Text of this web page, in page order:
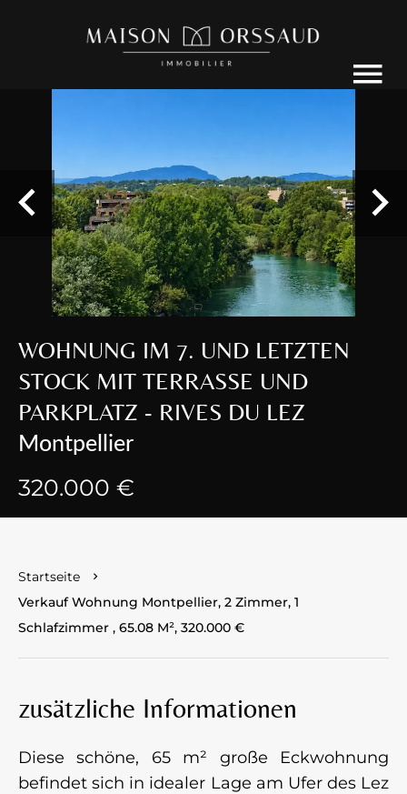
WOHNUNG IM 7. UND LETZTEN
STOCK MIT TERRASSE UND
PARKPLATZ - RIVES DU LEZ
Montpellier
320.000 €
Startseite
Verkauf Wohnung Montpellier, 2 Zimmer, 1
Schlafzimmer , 65.08 M², 320.000 €
zusätzliche Informationen
Diese schöne, 65 m² große Eckwohnung
befindet sich in idealer Lage am Ufer des Lez